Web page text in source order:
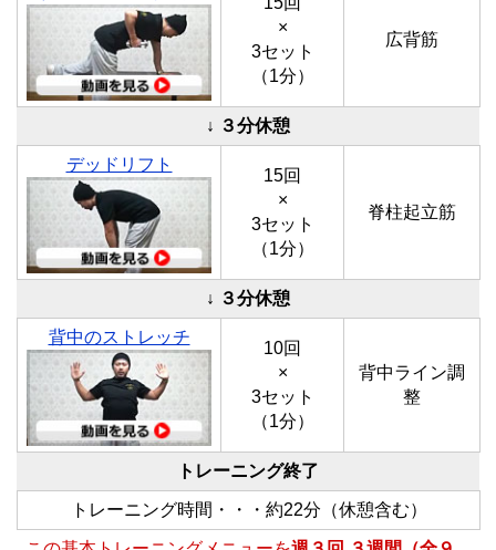
×
3セット
（1分）
広背筋
↓ ３分休憩
デッドリフト
15回
×
3セット
（1分）
脊柱起立筋
↓ ３分休憩
背中のストレッチ
10回
×
3セット
（1分）
背中ライン調
整
トレーニング終了
トレーニング時間・・・約22分（休憩含む）